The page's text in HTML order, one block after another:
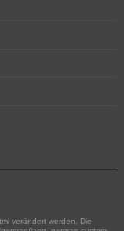
verändert werden. Die